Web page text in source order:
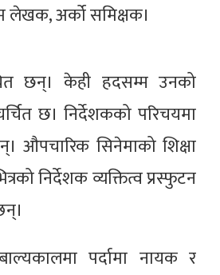
लेखक, अर्को समिक्षक।
छन्। केही हदसम्म उनको
छ। निर्देशकको परिचयमा
औपचारिक सिनेमाको शिक्षा
निर्देशक व्यक्तित्व प्रस्फुटन
पर्दामा नायक र